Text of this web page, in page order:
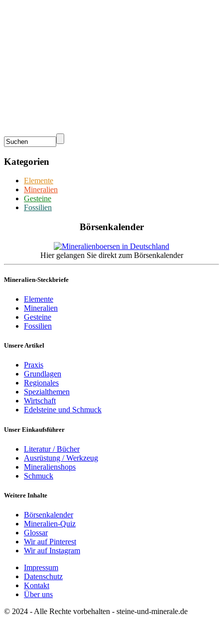
Kategorien
Elemente
Mineralien
Gesteine
Fossilien
Börsenkalender
Hier gelangen Sie direkt zum Börsenkalender
Mineralien-Steckbriefe
Elemente
Mineralien
Gesteine
Fossilien
Unsere Artikel
Praxis
Grundlagen
Regionales
Spezialthemen
Wirtschaft
Edelsteine und Schmuck
Unser Einkaufsführer
Literatur / Bücher
Ausrüstung / Werkzeug
Mineralienshops
Schmuck
Weitere Inhalte
Börsenkalender
Mineralien-Quiz
Glossar
Wir auf Pinterest
Wir auf Instagram
Impressum
Datenschutz
Kontakt
Über uns
© 2024 - Alle Rechte vorbehalten - steine-und-minerale.de